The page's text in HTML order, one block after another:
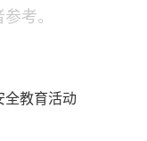
考。
全教育活动